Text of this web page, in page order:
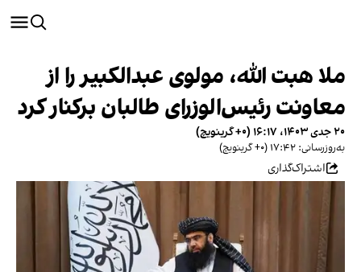
ملا هبت الله، مولوی عبدالکبیر را از
معاونت رئیس‌الوزرای طالبان برکنار کرد
۲۰ جدی ۱۴۰۳، ۱۶:۱۷ (‎+۰ گرینویچ)
به‌روزرسانی: ۱۷:۴۲ (‎+۰ گرینویچ)
اشتراک‌گذاری